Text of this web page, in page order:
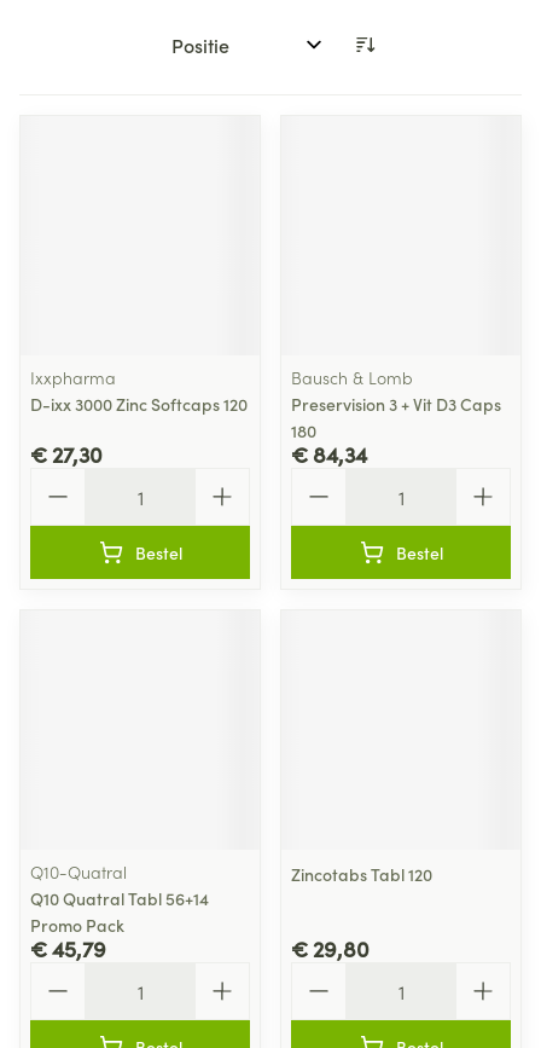
Sorteer op:
Ixxpharma
D-ixx 3000 Zinc Softcaps 120
€ 27,30
Bestel
Bausch & Lomb
Preservision 3 + Vit D3 Caps
180
€ 84,34
Bestel
Q10-Quatral
Q10 Quatral Tabl 56+14
Promo Pack
€ 45,79
Zincotabs Tabl 120
€ 29,80